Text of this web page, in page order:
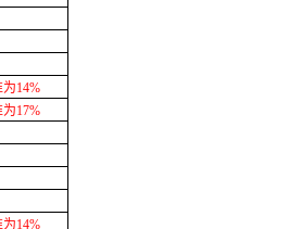
14%
17%
14%